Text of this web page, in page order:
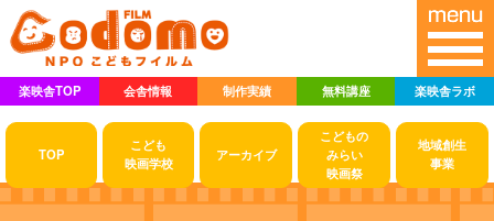
楽映舎TOP 会舎情報 制作実績 無料講座 楽映舎ラボ
TOP
こども
映画学校
アーカイブ
こどもの
みらい
映画祭
地域創生
事業